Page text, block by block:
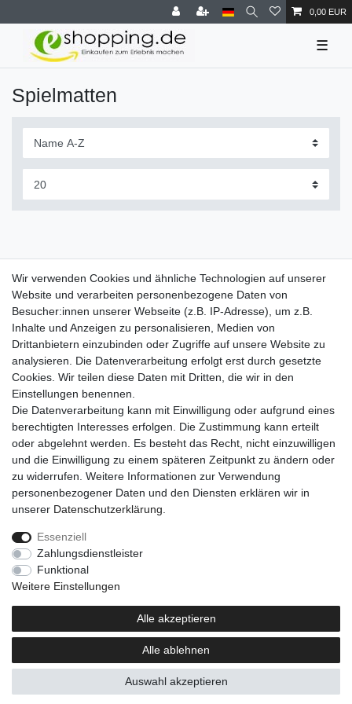
0,00 EUR
☰
Spielmatten
Einkaufen
Zahlungsarten
Versandarten & -kosten
Warenkorb
Mein Konto
Anmelden
Registrieren
Unternehmen
Kontakt
Impressum
Newsletter
Wir verwenden Cookies und ähnliche Technologien auf unserer
Website und verarbeiten personenbezogene Daten von
Besucher:innen unserer Webseite (z.B. IP-Adresse), um z.B.
Inhalte und Anzeigen zu personalisieren, Medien von
Drittanbietern einzubinden oder Zugriffe auf unsere Website zu
analysieren. Die Datenverarbeitung erfolgt erst durch gesetzte
Cookies. Wir teilen diese Daten mit Dritten, die wir in den
Einstellungen benennen.
Die Datenverarbeitung kann mit Einwilligung oder aufgrund eines
berechtigten Interesses erfolgen. Die Zustimmung kann erteilt
oder abgelehnt werden. Es besteht das Recht, nicht einzuwilligen
und die Einwilligung zu einem späteren Zeitpunkt zu ändern oder
zu widerrufen. Weitere Informationen zur Verwendung
personenbezogener Daten und den Diensten erklären wir in
unserer Daten­schutz­erklärung
Essenziell
Zahlungsdienstleister
Funktional
Weitere Einstellungen
Alle akzeptieren
Alle ablehnen
Auswahl akzeptieren